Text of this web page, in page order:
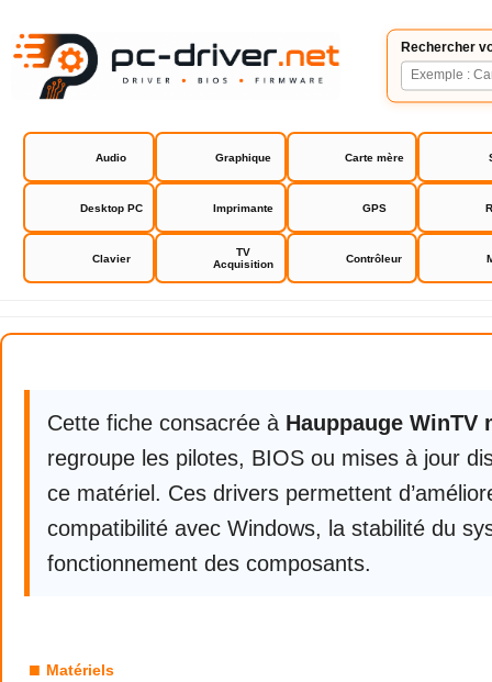
Rechercher
Audio Graphique Carte mère
Desktop PC Imprimante GPS
Clavier
TV
Acquisition
Contrôleur
Hauppauge WinTV mise à jour
Cette fiche consacrée à Hauppauge WinTV
regroupe les pilotes, BIOS ou mises à jour
ce matériel. Ces drivers permettent
compatibilité avec Windows, la stabilité du
fonctionnement des composants.
■ Matériels